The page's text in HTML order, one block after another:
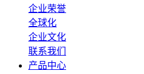
企业荣誉
全球化
企业文化
联系我们
产品中心